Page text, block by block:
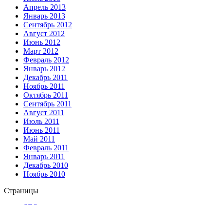
Апрель 2013
Январь 2013
Сентябрь 2012
Август 2012
Июнь 2012
Март 2012
Февраль 2012
Январь 2012
Декабрь 2011
Ноябрь 2011
Октябрь 2011
Сентябрь 2011
Август 2011
Июль 2011
Июнь 2011
Май 2011
Февраль 2011
Январь 2011
Декабрь 2010
Ноябрь 2010
Страницы